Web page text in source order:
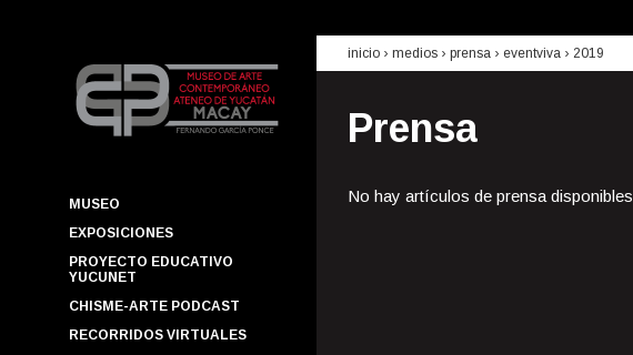
MUSEO
EXPOSICIONES
PROYECTO EDUCATIVO
YUCUNET
CHISME-ARTE PODCAST
RECORRIDOS VIRTUALES
inicio › medios › prensa › eventviva › 2019
Prensa
No hay artículos de prensa disponibles